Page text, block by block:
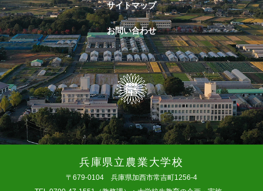
サイトマップ
お問い合わせ
兵庫県立農業大学校
〒679-0104 兵庫県加西市常吉町1256-4